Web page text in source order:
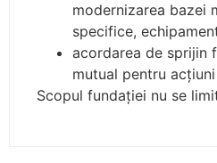
modernizarea bazei
specifice,
acordarea de sprijin
mutual pentru
Scopul fundaţiei nu se